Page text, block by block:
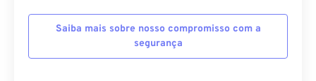
Saiba mais sobre nosso compromisso com a
segurança